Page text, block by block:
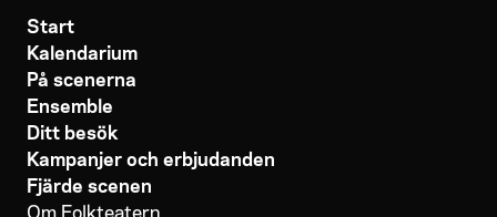
Start
Kalendarium
På scenerna
Ensemble
Ditt besök
Kampanjer och erbjudanden
Fjärde scenen
Om Folkteatern